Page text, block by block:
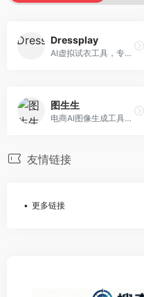
Dressplay
AI虚拟试衣工具，专注于服装电商体验。面向服装电商，提供虚拟试穿、尺码推荐、穿搭建议等服务，试衣体验真实。
图生生
电商AI图像生成工具，专注于商品图创作。面向电商卖家，提供商品图生成、背景替换、批量处理等服务，商品图质量高。
友情链接
更多链接